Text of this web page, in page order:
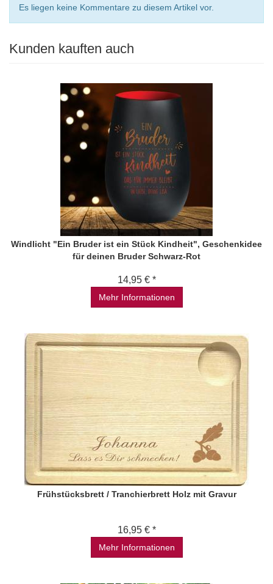
Es liegen keine Kommentare zu diesem Artikel vor.
Kunden kauften auch
Windlicht "Ein Bruder ist ein Stück Kindheit", Geschenkidee
für deinen Bruder Schwarz-Rot
14,95 € *
Mehr Informationen
Frühstücksbrett / Tranchierbrett Holz mit Gravur
16,95 € *
Mehr Informationen